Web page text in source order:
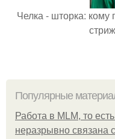
Челка - шторка: кому
Популярные
Работа в MLM, то
неразрывно связана